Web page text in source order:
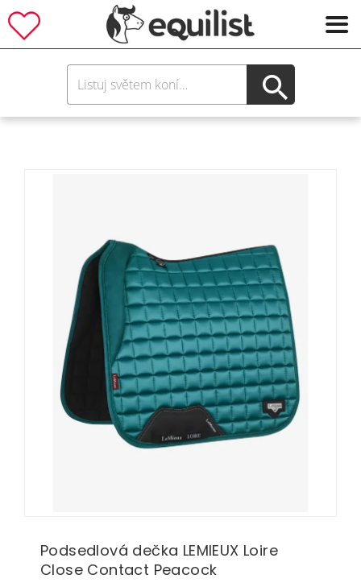
Podsedlová dečka LEMIEUX Loire
Close Contact Peacock